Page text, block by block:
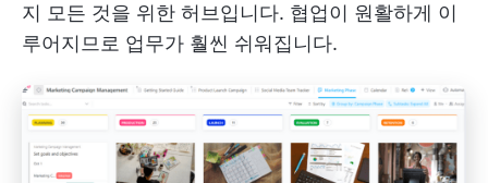
지 모든 것을 위한 허브입니다. 협업이 원활하게 이
루어지므로 업무가 훨씬 쉬워집니다.